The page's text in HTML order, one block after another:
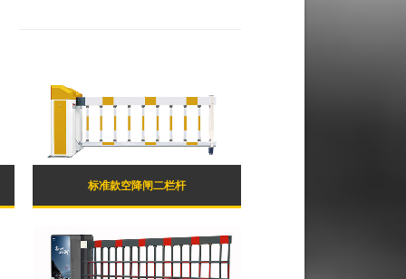
标准款空降闸二栏杆